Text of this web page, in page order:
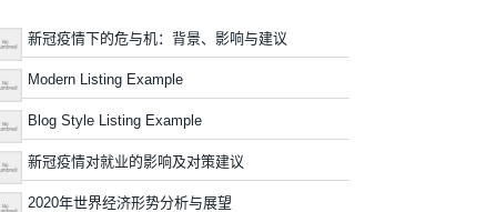
新冠疫情下的危与机：背景、影响与建议
Modern Listing Example
Blog Style Listing Example
新冠疫情对就业的影响及对策建议
2020年世界经济形势分析与展望